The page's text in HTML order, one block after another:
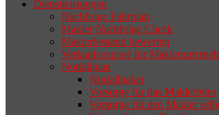
selten die Geschäftsaufgabe.
Dienstleistungen
Nachfolge Fahrplan
Makler Nachfolge Check
Maklerbestand bewerten
Verkaufsexposé für
Notfallplan
Notfallpaket
Vorsorge für das Maklerbüro
Vorsorge für den Makler